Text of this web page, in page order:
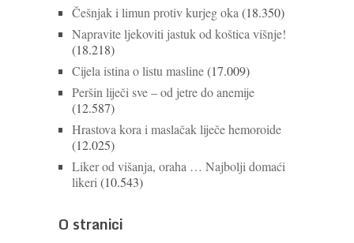
Češnjak i limun protiv kurjeg oka (18.350)
Napravite ljekoviti jastuk od koštica višnje!
(18.218)
Cijela istina o listu masline(17.009)
Peršin liječi sve – od jetre do anemije
(12.587)
Hrastova kora i maslačak liječe hemoroide
(12.025)
Liker od višanja, oraha … Najbolji domaći
likeri (10.543)
O stranici